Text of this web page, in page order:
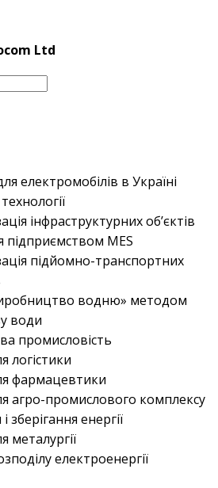
Ltd
електромобілів в Україні
інфраструктурних об’єктів
підприємством MES
підйомно-транспортних
водню» методом
води
промисловість
логістики
фармацевтики
агро-промислового комплексу
зберігання енергії
металургії
електроенергії